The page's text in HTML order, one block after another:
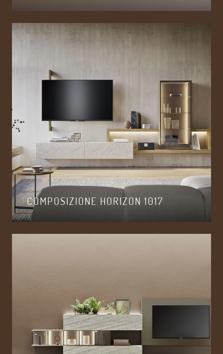
COMPOSIZIONE HORIZON 1017